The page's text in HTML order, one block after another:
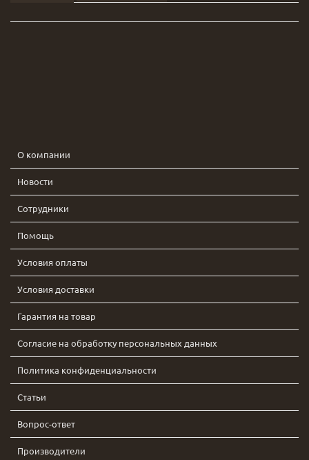
О компании
Новости
Сотрудники
Помощь
Условия оплаты
Условия доставки
Гарантия на товар
Согласие на обработку персональных данных
Политика конфиденциальности
Статьи
Вопрос-ответ
Производители